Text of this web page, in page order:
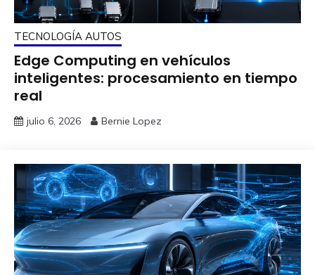
TECNOLOGÍA AUTOS
Edge Computing en vehículos
inteligentes: procesamiento en tiempo
real
julio 6, 2026 Bernie Lopez